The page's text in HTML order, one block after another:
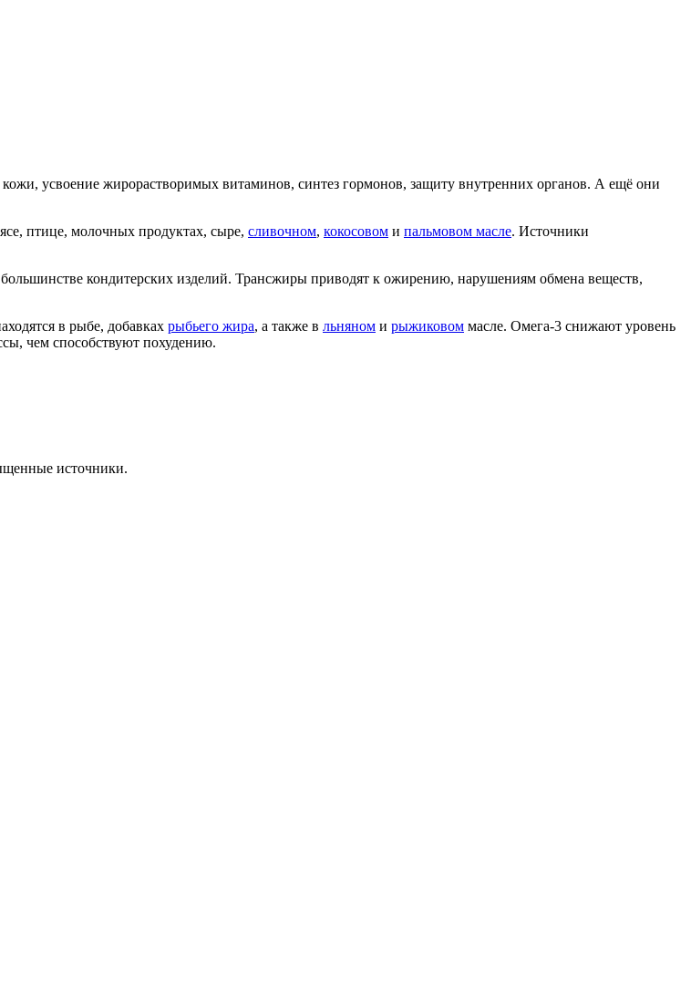
усвоение жирорастворимых витаминов, синтез гормонов, защиту внутренних органов. А ещё они
птице, молочных продуктах, сыре, сливочном, кокосовом и пальмовом масле. Источники
кондитерских изделий. Трансжиры приводят к ожирению, нарушениям обмена веществ,
в рыбе, добавках рыбьего жира, а также в льняном и рыжиковом масле. Омега-3 снижают уровень
чем способствуют похудению.
источники.